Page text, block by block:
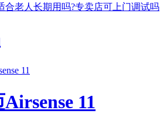
合老人长期用吗?专卖店可上门调试吗
11